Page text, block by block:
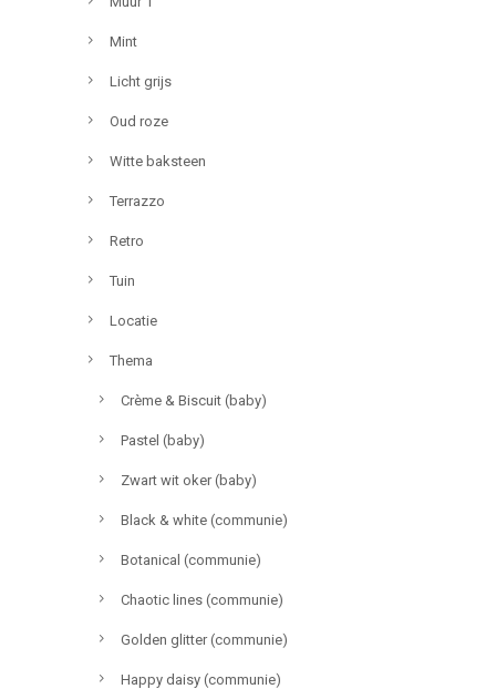
Mint
Licht grijs
Oud roze
Witte baksteen
Terrazzo
Retro
Tuin
Locatie
Thema
Crème & Biscuit (baby)
Pastel (baby)
Zwart wit oker (baby)
Black & white (communie)
Botanical (communie)
Chaotic lines (communie)
Golden glitter (communie)
Happy daisy (communie)